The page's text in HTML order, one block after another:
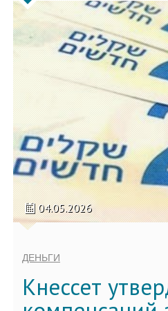
04.05.2026
ДЕНЬГИ
Кнессет